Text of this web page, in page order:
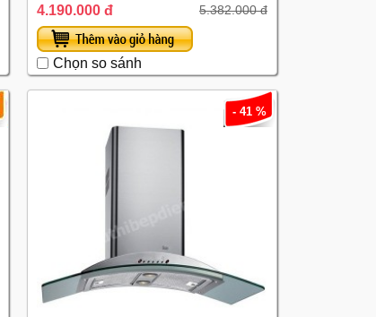
4.190.000 đ 5.382.000 đ
Chọn so sánh
- 41 %